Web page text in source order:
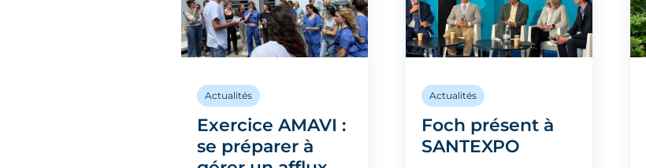
Actualités
Exercice AMAVI :
se préparer à
Actualités
Foch présent à
SANTEXPO